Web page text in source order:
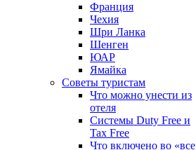
Франция
Чехия
Шри Ланка
Шенген
ЮАР
Ямайка
Советы туристам
Что можно унести из
отеля
Системы Duty Free и
Tax Free
Что включено во «все